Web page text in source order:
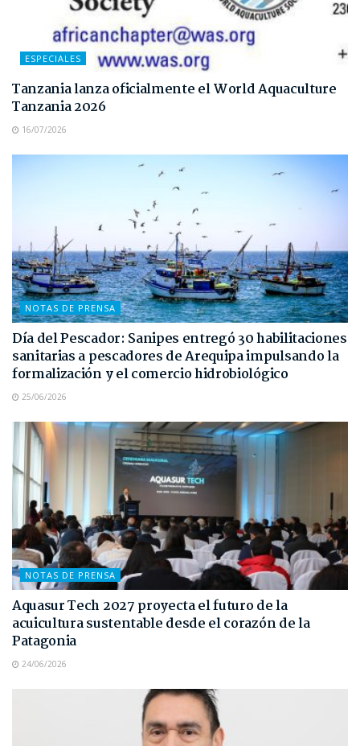
ESPECIALES
Tanzania lanza oficialmente el World Aquaculture
Tanzania 2026
16/07/2026
NOTAS DE PRENSA
Día del Pescador: Sanipes entregó 30 habilitaciones
sanitarias a pescadores de Arequipa impulsando la
formalización y el comercio hidrobiológico
25/06/2026
NOTAS DE PRENSA
Aquasur Tech 2027 proyecta el futuro de la
acuicultura sustentable desde el corazón de la
Patagonia
24/06/2026